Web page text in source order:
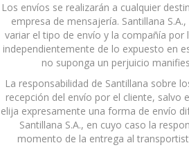
Los envíos se realizarán a cualquier
empresa de mensajería. Santillana
variar el tipo de envío y la compañía por
independientemente de lo expuesto en
no suponga un perjuicio
La responsabilidad de Santillana sobre
recepción del envío por el cliente, salvo
elija expresamente una forma de envío
Santillana S.A., en cuyo caso la
momento de la entrega al